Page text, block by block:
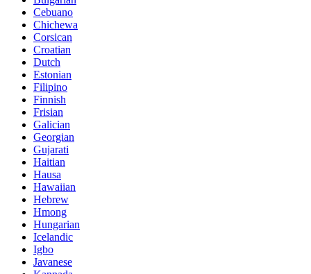
Cebuano
Chichewa
Corsican
Croatian
Dutch
Estonian
Filipino
Finnish
Frisian
Galician
Georgian
Gujarati
Haitian
Hausa
Hawaiian
Hebrew
Hmong
Hungarian
Icelandic
Igbo
Javanese